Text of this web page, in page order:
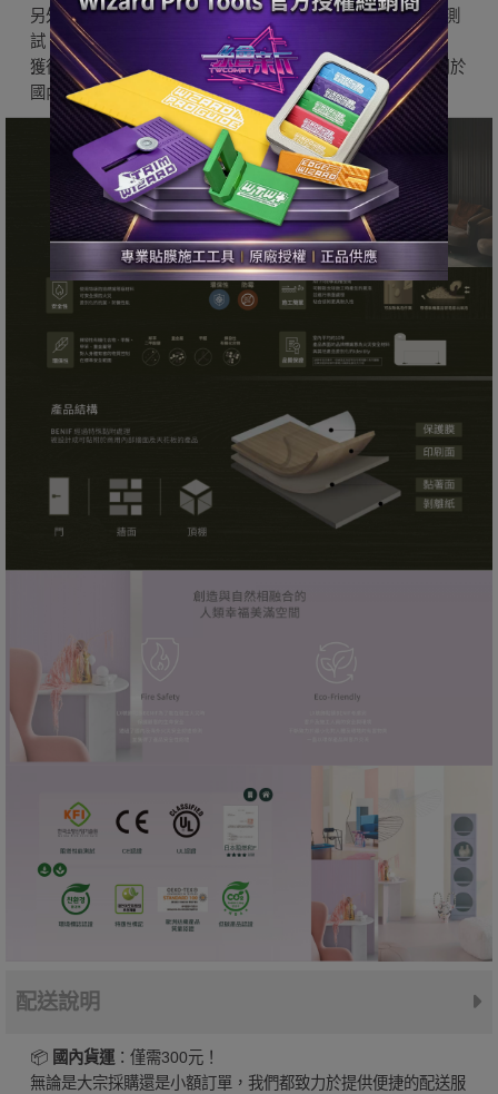
另外也通過了韓國海洋設備研究所(KOMERI)的船舶設備性能測
試，
獲得了韓國船級社的船舶材料認證，證實了其安全性，也適用於
國內及海外船舶。
『韓國LX(LG)BENIF』產品特性&優勢
✓ 產品品質保證
✓ 防焰、阻燃產品
✓ 多樣化的設計-有多種圖案、顏色和紋理可供選擇
✓ 環保材料-不釋放有害物質
✓ 防潮性
✓ 易於清潔-表面光滑且不易沾污
✓ 施工簡單
✓ 良好的附著力-確保長期不脫落
配送說明
📦 國內貨運：僅需300元！
無論是大宗採購還是小額訂單，我們都致力於提供便捷的配送服